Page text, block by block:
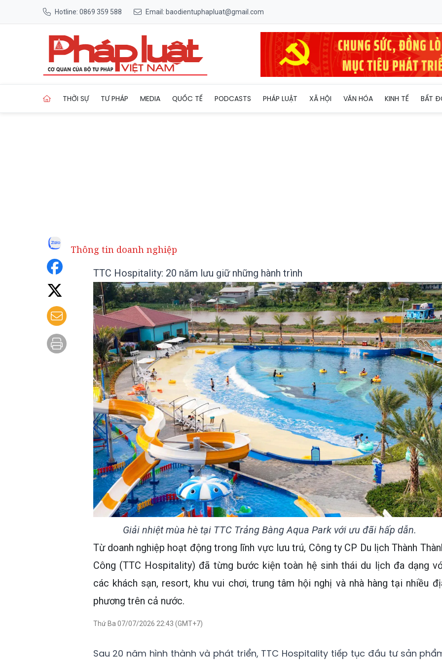
Hotline: 0869 359 588 Email: baodientuphapluat@gmail.com
THỜI SỰ TƯ PHÁP MEDIA QUỐC TẾ PODCASTS PHÁP LUẬT XÃ HỘI VĂN HÓA KINH TẾ BẤT
Thông tin doanh nghiệp
TTC Hospitality: 20 năm lưu giữ những hành trình
Giải nhiệt mùa hè tại TTC Trảng Bàng Aqua Park với ưu đãi hấp dẫn.
Từ doanh nghiệp hoạt động trong lĩnh vực lưu trú, Công ty CP Du lịch Thành
Công (TTC Hospitality) đã từng bước kiện toàn hệ sinh thái du lịch đa dạng
các khách sạn, resort, khu vui chơi, trung tâm hội nghị và nhà hàng tại nhiều
phương trên cả nước.
Thứ Ba 07/07/2026 22:43 (GMT+7)
Sau 20 năm hình thành và phát triển, TTC Hospitality tiếp tục đầu tư sản